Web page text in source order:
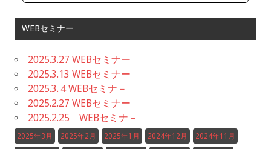
WEBセミナー
2025.3.27 WEBセミナー
2025.3.13 WEBセミナー
2025.3.４WEBセミナ－
2025.2.27 WEBセミナー
2025.2.25 WEBセミナ－
2025年3月 2025年2月 2025年1月 2024年12月 2024年11月